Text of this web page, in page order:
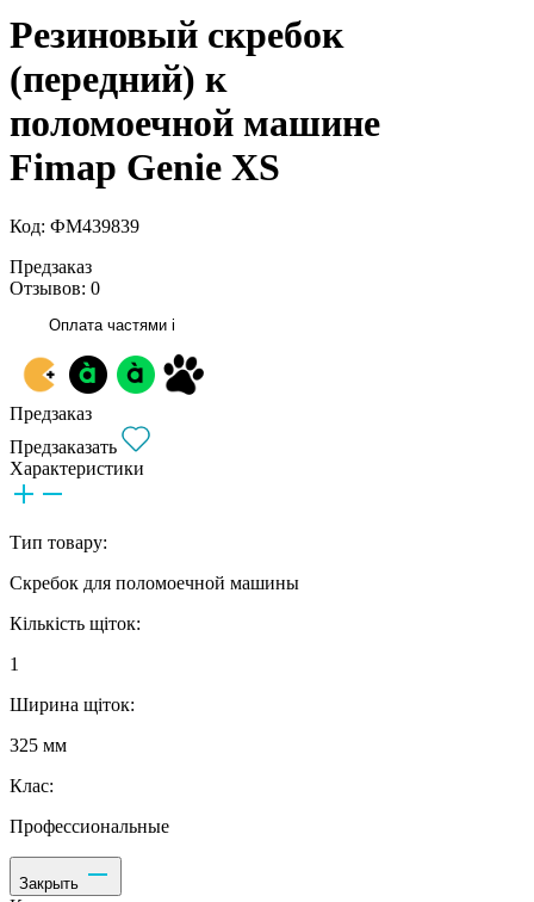
Резиновый скребок
(передний) к
поломоечной машине
Fimap Genie XS
Код: ФМ439839
Предзаказ
Отзывов: 0
Оплата частями i
Предзаказ
Предзаказать
Характеристики
Тип товару:
Скребок для поломоечной машины
Кількість щіток:
1
Ширина щіток:
325 мм
Клас:
Профессиональные
Закрыть